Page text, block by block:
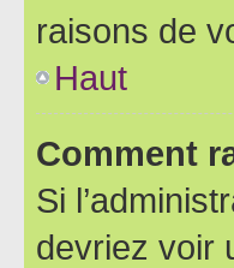
raisons de
Haut
Comment
Si
devriez voir